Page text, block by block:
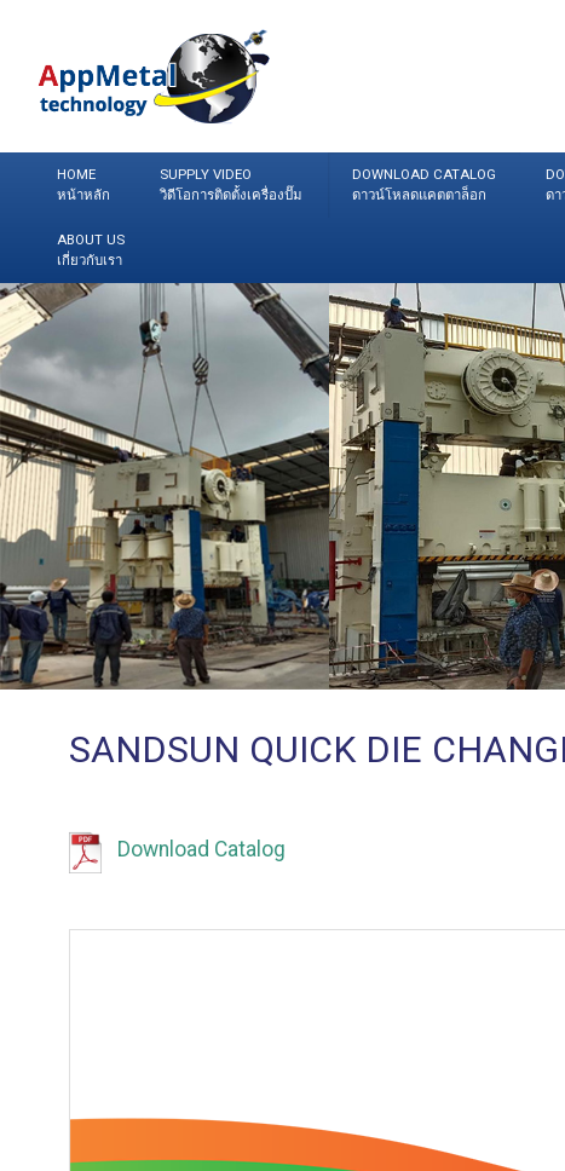
HOME
หน้าหลัก
SUPPLY VIDEO
วิดีโอการติดตั้งเครื่องปั๊ม
DOWNLOAD CATALOG
ดาวน์โหลดแคตตาล็อก
ด
ABOUT US
เกี่ยวกับเรา
SANDSUN QUICK DIE
Download Catalog